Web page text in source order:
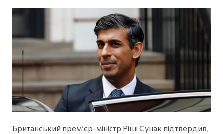
Британський прем’єр-міністр Ріші Сунак підтвердив,